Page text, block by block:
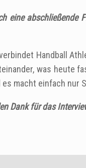
eine
Handball
was heute
macht einfach nur
Dank für das